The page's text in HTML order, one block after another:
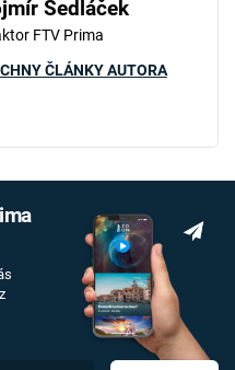
Sedláček
FTV Prima
ČLÁNKY AUTORA